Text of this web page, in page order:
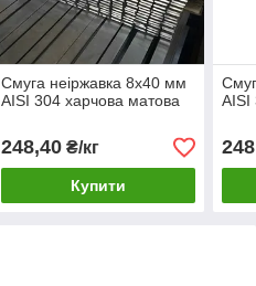
Смуга неіржавка 8х40 мм
AISI 304 харчова матова
248,40₴/кг
Купити
AISI